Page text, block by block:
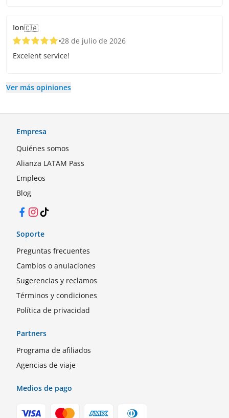
Ion🇨🇦
28 de julio de 2026
Excelent service!
Ver más opiniones
Empresa
Quiénes somos
Alianza LATAM Pass
Empleos
Blog
Facebook
Instagram
TikTok
Soporte
Preguntas frecuentes
Cambios o anulaciones
Sugerencias y reclamos
Términos y condiciones
Política de privacidad
Partners
Programa de afiliados
Agencias de viaje
Medios de pago